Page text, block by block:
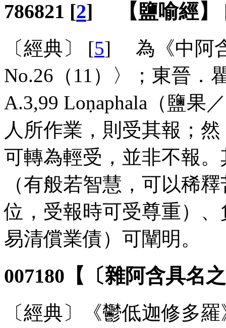
786821 [2] 【鹽喻經】
〔經典〕 [5] 為《中阿
No.26（11）〉；東晉．
A.3,99 Loṇaphala （鹽果
人所作業，則受其報；
可轉為輕受，並非不報
（有般若智慧，可以稀
位，受報時可受尊重）
易清償業債）可闡明。
007180【〔雜阿含具名
〔經典〕《鬱低迦修多